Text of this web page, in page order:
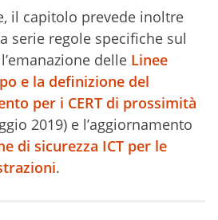
il capitolo prevede inoltre
serie regole specifiche sul
delle Linee
e la definizione del
per i CERT di prossimità
2019) e l’aggiornamento
di sicurezza ICT per le
.